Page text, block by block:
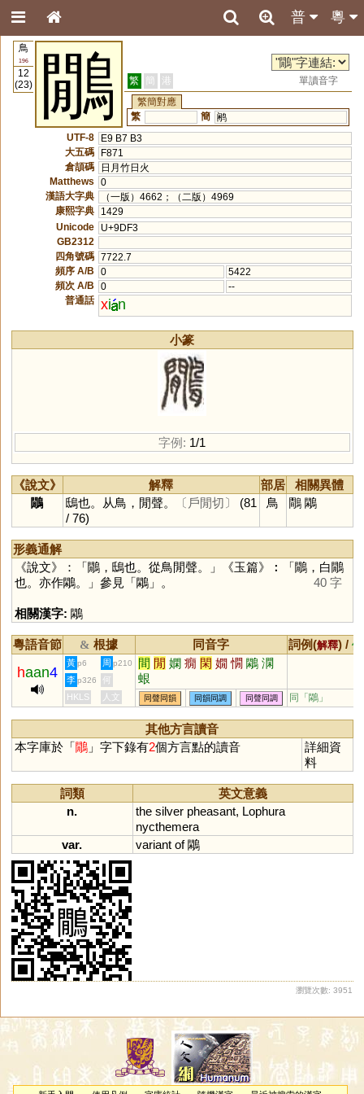
粵
普
鳥
196
12
(23)
鷳 繁 簡 港
單讀音字
繁簡對應
繁
簡 鹇
UTF-8
E9 B7 B3
大五碼
F871
倉頡碼
日月竹日火
Matthews
0
漢語大字典
（一版）4662；（二版）4969
康熙字典
1429
Unicode
U+9DF3
GB2312
四角號碼 7722.7
頻序 A/B
0
5422
頻次 A/B
0
--
普通話 xi n
小篆
字例: 1/1
《說文》 解釋 部居
相關異體
鷳
鴟也。从鳥，閒聲。 〔戶閒切〕
(81
/ 76)
鳥 鷼 鷴
形義通解
《說文》：「鷳，鴟也。從鳥閒聲。」《玉篇》︰「鷳，白鷳
也。亦作鷴。」參見「鷴」。 40 字
相關漢字: 鷴
粵語音節 & 根據 同音字 詞例(解釋) /
haan4
黃 p6 周 p210 間 閒 嫻 癇 閑 嫺 憪 鷴 澖
蛝
李 p326
何
HKLS
人文 同聲同韻 同韻同調 同聲同調 同「 鷴 」
其他方言讀音
本字庫於「鷳」字下錄有2個方言點的讀音
詳細資
料
詞類
英文意義
n.
the silver pheasant, Lophura
nycthemera
var.
variant of鷴
瀏覽次數: 3951